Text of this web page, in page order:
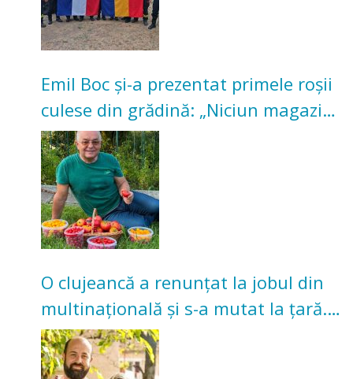
Emil Boc și-a prezentat primele roșii
culese din grădină: „Niciun magazin
nu poate oferi această satisfacție”
O clujeancă a renunțat la jobul din
multinațională și s-a mutat la țară.
Acum cultivă legume în grădina
bunicilor